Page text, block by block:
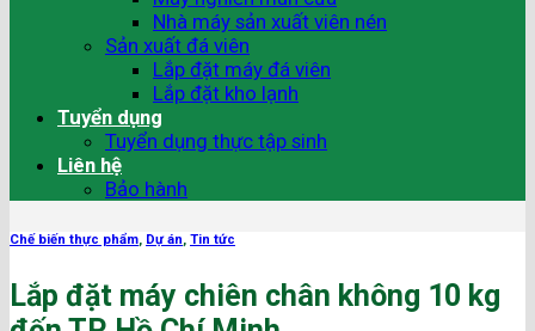
Nhà máy sản xuất viên nén
Sản xuất đá viên
Lắp đặt máy đá viên
Lắp đặt kho lạnh
Tuyển dụng
Tuyển dụng thực tập sinh
Liên hệ
Bảo hành
Chế biến thực phẩm, Dự án, Tin tức
Lắp đặt máy chiên chân không 10 kg